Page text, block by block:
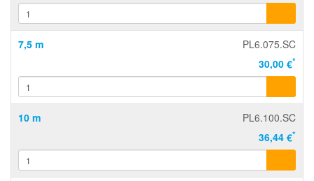
7,5 m
PL6.075.SC
30,00 €*
10 m
PL6.100.SC
36,44 €*